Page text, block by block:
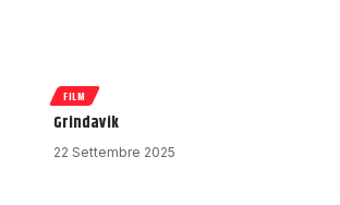
FILM
Grindavik
22 Settembre 2025